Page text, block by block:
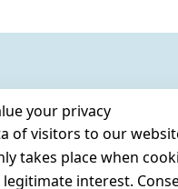
your privacy
visitors to our
place when
interest.